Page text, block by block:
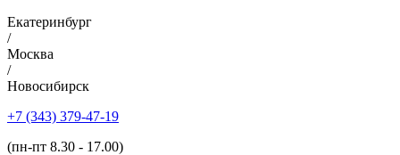
Екатеринбург
/
Москва
/
Новосибирск
+7 (343) 379-47-19
(пн-пт 8.30 - 17.00)